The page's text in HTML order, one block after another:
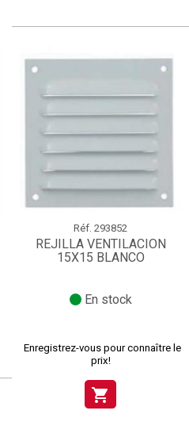
Réf. 293852
REJILLA VENTILACION
15X15 BLANCO
En stock
Enregistrez-vous pour connaître le
prix!
shopping_cart